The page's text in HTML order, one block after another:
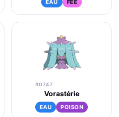
EAU FÉE
#0747
Vorastérie
EAU POISON